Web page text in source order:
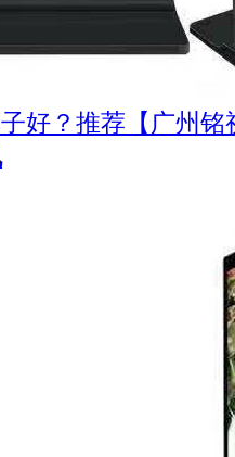
好？推荐【广州铭